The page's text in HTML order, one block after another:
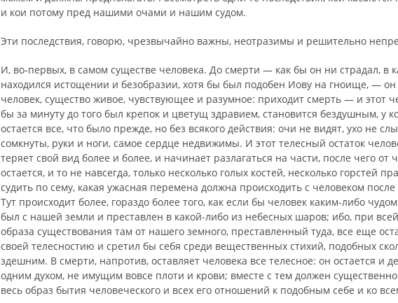
и кои потому пред нашими очами и нашим судом.
Эти последствия, говорю, чрезвычайно важны, неотразимы и решительно
И, во-первых, в самом существе человека. До смерти — как бы он ни страдал, в
находился истощении и без­образии, хотя бы был подобен Иову на гноище, —
человек, существо живое, чувствующее и разумное: приходит смерть — и этот
бы за минуту до того был крепок и цветущ здравием, становится бездушным, у
остает­ся все, что было прежде, но без всякого действия: очи не видят, ухо не
сомкнуты, руки и ноги, самое сердце не­движимы. И этот телесный остаток
теряет свой вид более и более, и начинает разлагаться на части, после чего от
остается, и то не навсегда, только несколько голых костей, несколько горстей
судить по сему, какая ужасная перемена должна происходить с человеком по­сле
Тут происходит более, гораздо более того, как если бы человек каким-либо
был с нашей зем­ли и преставлен в какой-либо из небесных шаров; ибо, при
образа существования там от нашего земного, преставленный туда, все еще
своей телесностию и сретил бы себя среди вещественных стихий, подобных
здешним. В смерти, напротив, оставляет человека все телесное: он остается и
одним духом, не имущим вовсе плоти и крови; вместе с тем должен
весь образ бытия человеческого и всех его отношений к подобным себе и ко